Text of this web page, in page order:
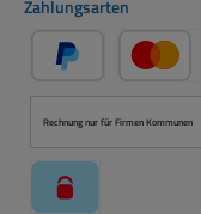
Zahlungsarten
PayPal
Rechnung nur für Firmen Kommunen